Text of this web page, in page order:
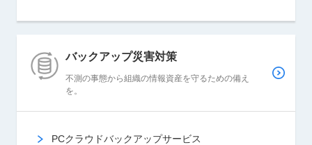
バックアップ災害対策
不測の事態から組織の情報資産を守るための備え
を。
PCクラウドバックアップサービス